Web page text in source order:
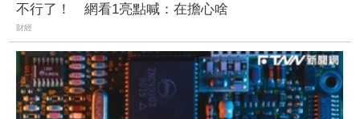
不行了！ 網看1亮點喊：在擔心啥
財經